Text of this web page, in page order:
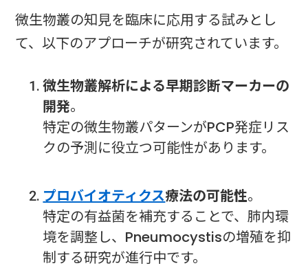
微生物叢の知見を臨床に応用する試みとし
て、以下のアプローチが研究されています。
微生物叢解析による早期診断マーカーの
開発。
特定の微生物叢パターンがPCP発症リス
クの予測に役立つ可能性があります。
プロバイオティクス療法の可能性。
特定の有益菌を補充することで、肺内環
境を調整し、Pneumocystisの増殖を抑
制する研究が進行中です。